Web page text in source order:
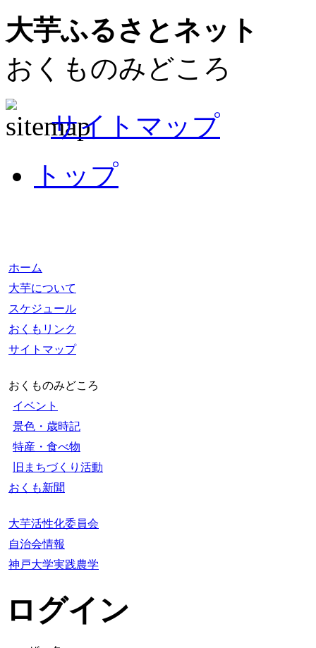
大芋ふるさとネット
おくものみどころ
サイトマップ
トップ
ホーム
大芋について
スケジュール
おくもリンク
サイトマップ
おくものみどころ
イベント
景色・歳時記
特産・食べ物
旧まちづくり活動
おくも新聞
大芋活性化委員会
自治会情報
神戸大学実践農学
ログイン